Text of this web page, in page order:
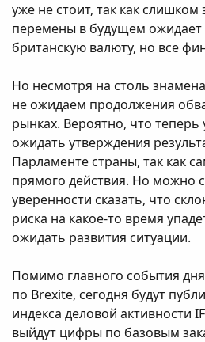
уже не стоит, так как
перемены в будущем ожидает
британскую валюту, но все
Но несмотря на столь
не ожидаем продолжения
рынках. Вероятно, что
ожидать утверждения
Парламенте страны, так как
прямого действия. Но можно
уверенности сказать, что
риска на какое-то время
ожидать развития ситуации.
Помимо главного события
по Brexite, сегодня будут
индекса деловой активности
выйдут цифры по базовым